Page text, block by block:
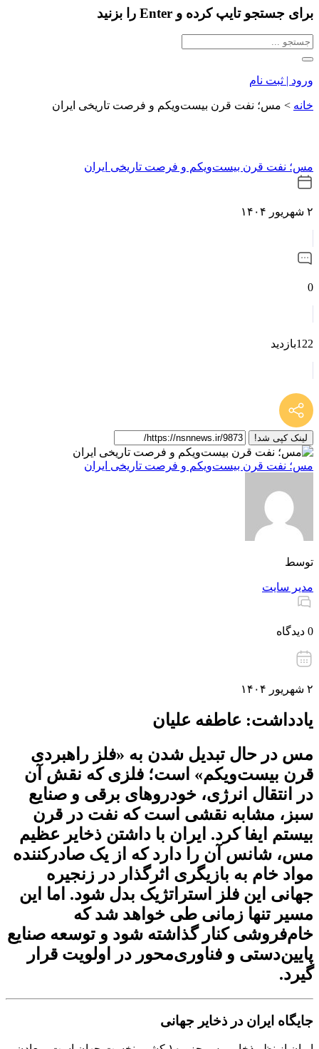
برای جستجو تایپ کرده و Enter را بزنید
ورود | ثبت نام
خانه > مس؛ نفت قرن بیست‌ویکم و فرصت تاریخی ایران
مس؛ نفت قرن بیست‌ویکم و فرصت تاریخی ایران
۲ شهریور ۱۴۰۴
0
122بازدید
لینک کپی شد!
مس؛ نفت قرن بیست‌ویکم و فرصت تاریخی ایران
توسط
مدیر سایت
0 دیدگاه
۲ شهریور ۱۴۰۴
یادداشت: عاطفه علیان
مس در حال تبدیل شدن به «فلز راهبردی
قرن بیست‌ویکم» است؛ فلزی که نقش آن
در انتقال انرژی، خودروهای برقی و صنایع
سبز، مشابه نقشی استکه نفت در قرن
بیستم ایفا کرد. ایران با داشتن ذخایر عظیم
مس، شانس آن را دارد که از یک صادرکننده
مواد خام به بازیگری اثرگذار در زنجیره
جهانی این فلز استراتژیک بدل شود. اما این
مسیر تنها زمانی طی خواهد شد که
خام‌فروشی کنار گذاشته شود و توسعه صنایع
پایین‌دستی و فناوری‌محور در اولویت قرار
گیرد.
جایگاه ایران در ذخایر جهانی